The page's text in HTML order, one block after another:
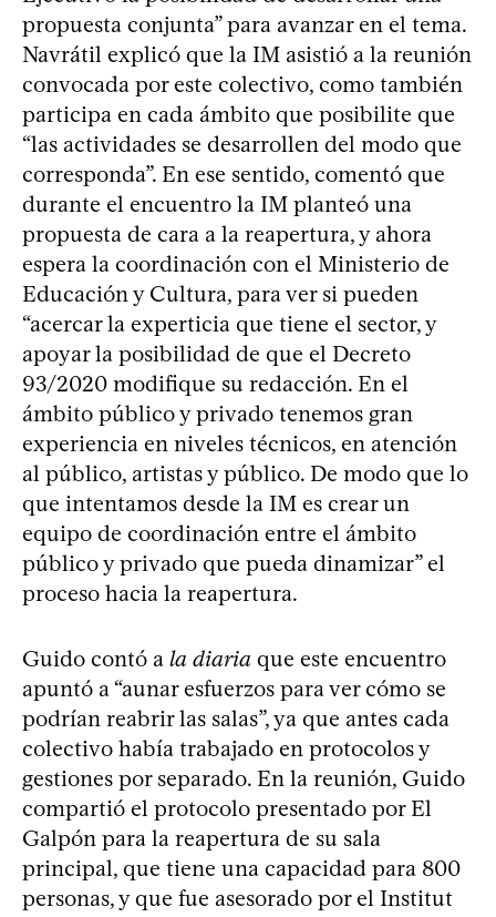
propuesta conjunta” para avanzar en el tema.
Navrátil explicó que la IM asistió a la reunión
convocada por este colectivo, como también
participa en cada ámbito que posibilite que
“las actividades se desarrollen del modo que
corresponda”. En ese sentido, comentó que
durante el encuentro la IM planteó una
propuesta de cara a la reapertura, y ahora
espera la coordinación con el Ministerio de
Educación y Cultura, para ver si pueden
“acercar la experticia que tiene el sector, y
apoyar la posibilidad de que el Decreto
93/2020 modifique su redacción. En el
ámbito público y privado tenemos gran
experiencia en niveles técnicos, en atención
al público, artistas y público. De modo que lo
que intentamos desde la IM es crear un
equipo de coordinación entre el ámbito
público y privado que pueda dinamizar” el
proceso hacia la reapertura.
Guido contó a la diaria que este encuentro
apuntó a “aunar esfuerzos para ver cómo se
podrían reabrir las salas”, ya que antes cada
colectivo había trabajado en protocolos y
gestiones por separado. En la reunión, Guido
compartió el protocolo presentado por El
Galpón para la reapertura de su sala
principal, que tiene una capacidad para 800
personas, y que fue asesorado por el Institut